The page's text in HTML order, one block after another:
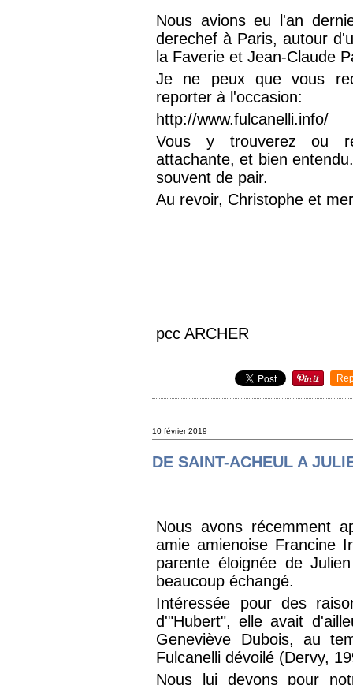
Nous avions eu l'an
derechef à Paris, autour
la Faverie et Jean-Claude
Je ne peux que vous
reporter à l'occasion:
http://www.fulcanelli.info/
Vous y trouverez ou
attachante, et bien
souvent de pair.
Au revoir, Christophe et
pcc ARCHER
10 février 2019
DE SAINT-ACHEUL A
Nous avons récemment
amie amienoise Francine
parente éloignée de
beaucoup échangé.
Intéressée pour des
d'"Hubert", elle avait
Geneviève Dubois, au
Fulcanelli dévoilé (Dervy,
Nous lui devons pour